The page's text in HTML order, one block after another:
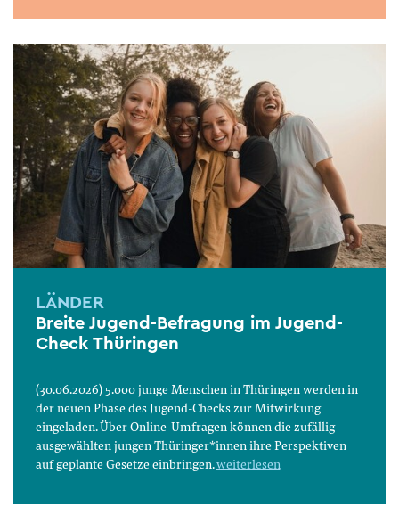
LÄNDER
Breite Jugend-Befragung im Jugend-
Check Thüringen
(30.06.2026) 5.000 junge Menschen in Thüringen werden in
der neuen Phase des Jugend-Checks zur Mitwirkung
eingeladen. Über Online-Umfragen können die zufällig
ausgewählten jungen Thüringer*innen ihre Perspektiven
auf geplante Gesetze einbringen.weiterlesen